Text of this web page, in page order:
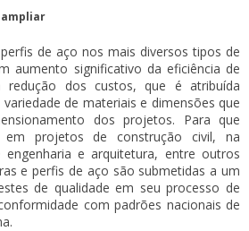
ampliar
de aço nos mais diversos tipos de
aumento significativo da eficiência de
redução dos custos, que é atribuída
de materiais e dimensões que
dos projetos. Para que
em projetos de construção civil, na
engenharia e arquitetura, entre outros
e perfis de aço são submetidas a um
de qualidade em seu processo de
com padrões nacionais de